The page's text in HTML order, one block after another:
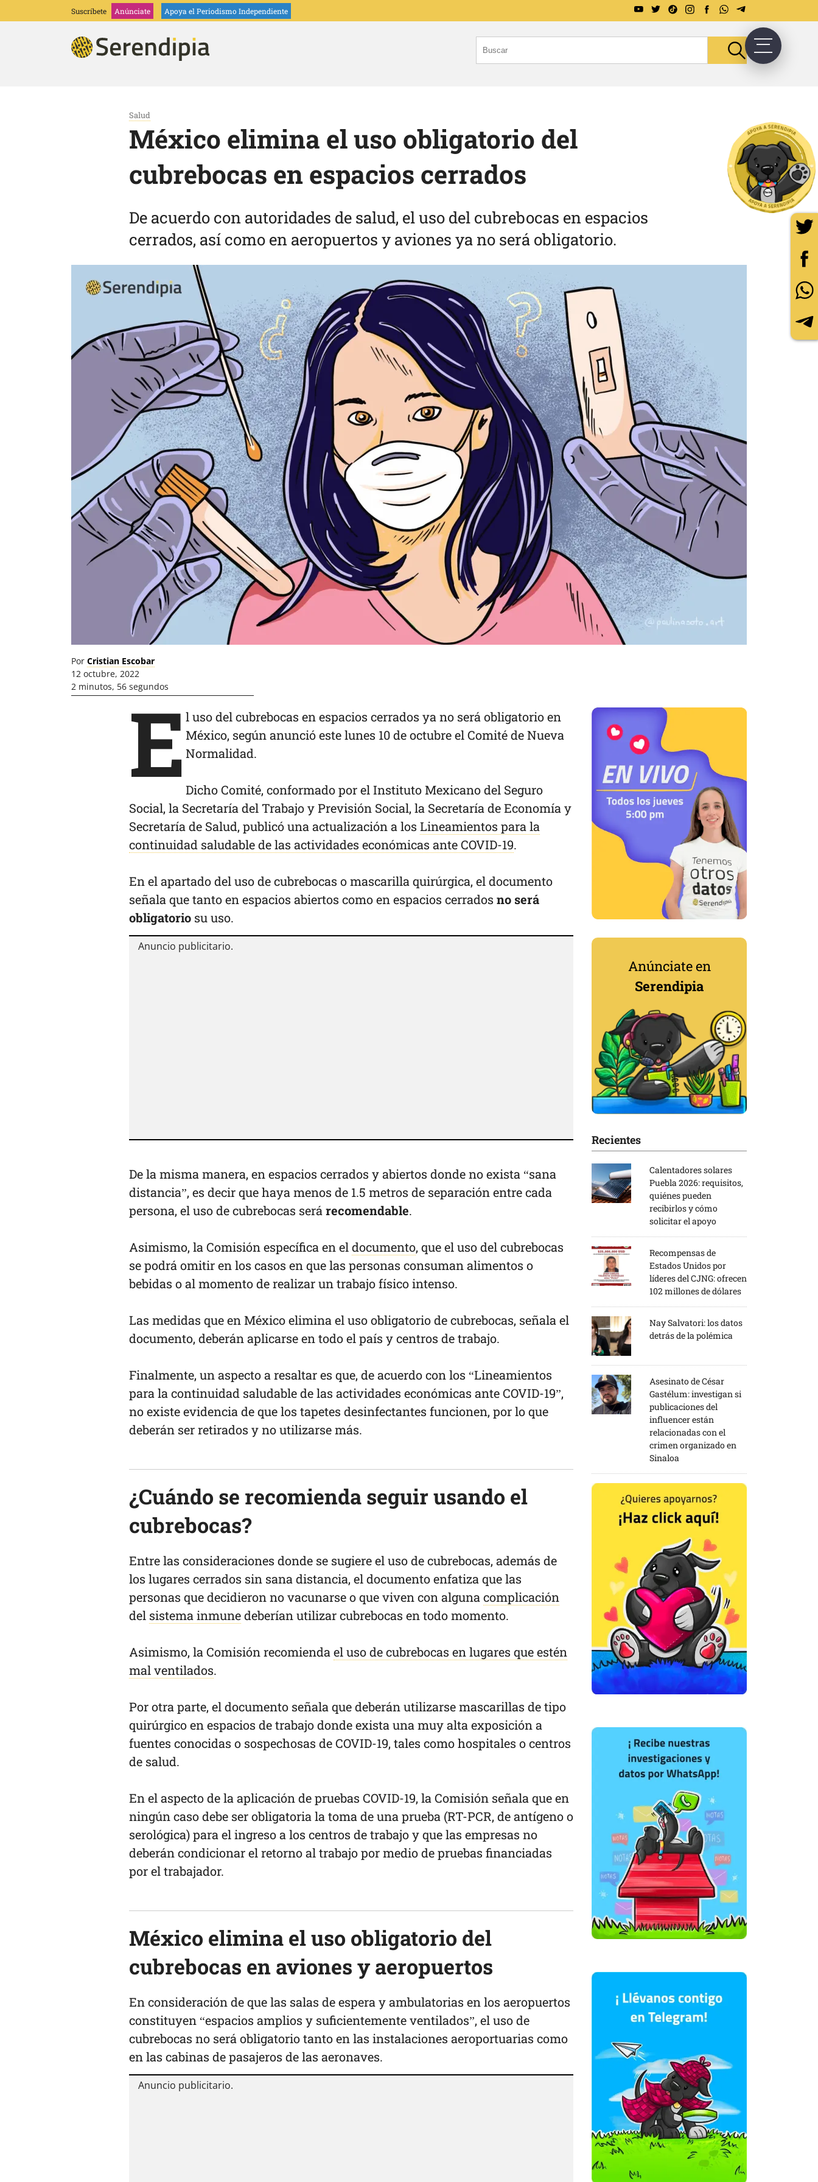
Suscríbete Anúnciate Apoya el Periodismo Independiente
Salud
México elimina el uso obligatorio del
cubrebocas en espacios cerrados
De acuerdo con autoridades de salud, el uso del cubrebocas en espacios
cerrados, así como en aeropuertos y aviones ya no será obligatorio.
Por Cristian Escobar
12 octubre, 2022
2 minutos, 56 segundos
E l uso del cubrebocas en espacios cerrados ya no será obligatorio en
México, según anunció este lunes 10 de octubre el Comité de Nueva
Normalidad.
Dicho Comité, conformado por el Instituto Mexicano del Seguro
Social, la Secretaría del Trabajo y Previsión Social, la Secretaría de Economía y
Secretaría de Salud, publicó una actualización a los Lineamientos para la
continuidad saludable de las actividades económicas ante COVID-19.
En el apartado del uso de cubrebocas o mascarilla quirúrgica, el documento
señala que tanto en espacios abiertos como en espacios cerrados no será
obligatorio su uso.
De la misma manera, en espacios cerrados y abiertos donde no exista “sana
distancia”, es decir que haya menos de 1.5 metros de separación entre cada
persona, el uso de cubrebocas será recomendable.
Asimismo, la Comisión específica en eldocumento, que el uso del cubrebocas
se podrá omitir en los casos en que las personas consuman alimentos o
bebidas o al momento de realizar un trabajo físico intenso.
Las medidas que en México elimina el uso obligatorio de cubrebocas, señala el
documento, deberán aplicarse en todo el país y centros de trabajo.
Finalmente, un aspecto a resaltar es que, de acuerdo con los “Lineamientos
para la continuidad saludable de las actividades económicas ante COVID-19”,
no existe evidencia de que los tapetes desinfectantes funcionen, por lo que
deberán ser retirados y no utilizarse más.
¿Cuándo se recomienda seguir usando el
cubrebocas?
Entre las consideraciones donde se sugiere el uso de cubrebocas, además de
los lugares cerrados sin sana distancia, el documento enfatiza que las
personas que decidieron no vacunarse o que viven con alguna complicación
del sistema inmunedeberían utilizar cubrebocas en todo momento.
Asimismo, la Comisión recomienda el uso de cubrebocas en lugares que estén
mal ventilados.
Por otra parte, el documento señala que deberán utilizarse mascarillas de tipo
quirúrgico en espacios de trabajo donde exista una muy alta exposición a
fuentes conocidas o sospechosas de COVID-19, tales como hospitales o centros
de salud.
En el aspecto de la aplicación de pruebas COVID-19, la Comisión señala que en
ningún caso debe ser obligatoria la toma de una prueba (RT-PCR, de antígeno o
serológica) para el ingreso a los centros de trabajo y que las empresas no
deberán condicionar el retorno al trabajo por medio de pruebas financiadas
por el trabajador.
México elimina el uso obligatorio del
cubrebocas en aviones y aeropuertos
En consideración de que las salas de espera y ambulatorias en los aeropuertos
constituyen “espacios amplios y suficientemente ventilados”, el uso de
cubrebocas no será obligatorio tanto en las instalaciones aeroportuarias como
en las cabinas de pasajeros de las aeronaves.
Anúnciate en
Serendipia
Recientes
Calentadores solares
Puebla 2026: requisitos,
quiénes pueden
recibirlos y cómo
solicitar el apoyo
Recompensas de
Estados Unidos por
líderes del CJNG: ofrecen
102 millones de dólares
Nay Salvatori: los datos
detrás de la polémica
Asesinato de César
Gastélum: investigan si
publicaciones del
influencer están
relacionadas con el
crimen organizado en
Sinaloa